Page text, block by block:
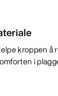
kroppen å
i